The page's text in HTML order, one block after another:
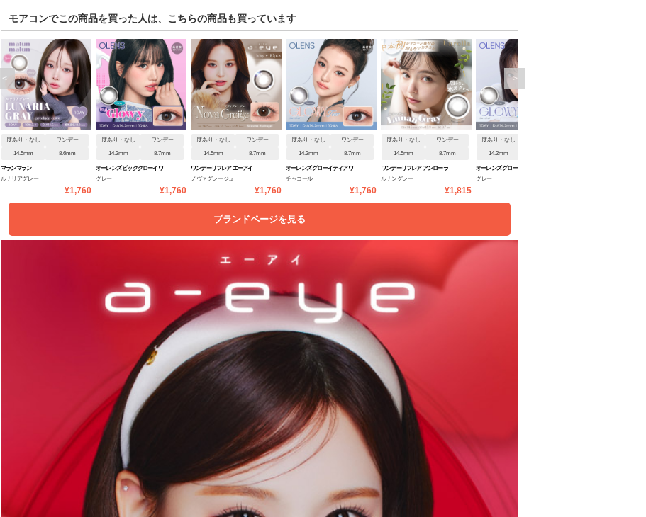
モアコンでこの商品を買った人は、こちらの商品も買っています
度あり・なし ワンデー
14.5mm 8.6mm
マランマラン
ルナリアグレー
¥1,760
度あり・なし ワンデー
14.2mm 8.7mm
オーレンズ ビッググローイワ
グレー
¥1,760
度あり・なし ワンデー
14.5mm 8.7mm
ワンデーリフレア エーアイ
ノヴァグレージュ
¥1,760
度あり・なし ワンデー
14.2mm 8.7mm
オーレンズ グローイティアワ
チャコール
¥1,760
度あり・なし ワンデー
14.5mm 8.7mm
ワンデーリフレア アンローラ
ルナングレー
¥1,815
度あり・なし
14.2mm
オーレンズ グローイティアワ
グレー
< >
ブランドページを見る